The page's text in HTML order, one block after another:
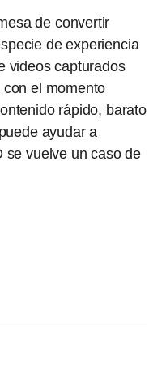
de convertir
de experiencia
videos capturados
el momento
rápido, barato
ayudar a
se vuelve un caso de